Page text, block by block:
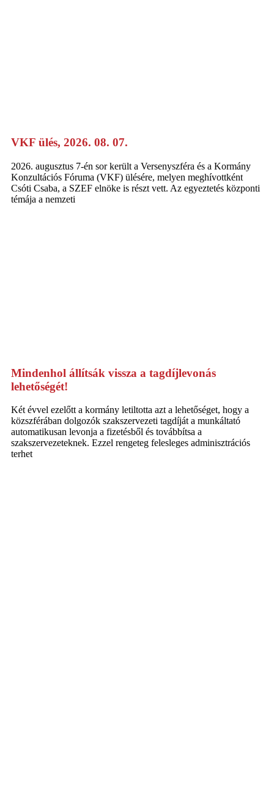
VKF ülés, 2026. 08. 07.
2026. augusztus 7-én sor került a Versenyszféra és a Kormány
Konzultációs Fóruma (VKF) ülésére, melyen meghívottként
Csóti Csaba, a SZEF elnöke is részt vett. Az egyeztetés központi
témája a nemzeti
Mindenhol állítsák vissza a tagdíjlevonás
lehetőségét!
Két évvel ezelőtt a kormány letiltotta azt a lehetőséget, hogy a
közszférában dolgozók szakszervezeti tagdíját a munkáltató
automatikusan levonja a fizetésből és továbbítsa a
szakszervezeteknek. Ezzel rengeteg felesleges adminisztrációs
terhet